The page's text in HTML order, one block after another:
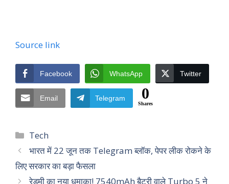
Source link
Facebook WhatsApp Twitter
Email Telegram 0
Shares
Categories
Tech
भारत में 22 जून तक Telegram ब्लॉक, पेपर लीक रोकने के
लिए सरकार का बड़ा फैसला
रेडमी का नया धमाका! 7540mAh बैटरी वाले Turbo 5 ने